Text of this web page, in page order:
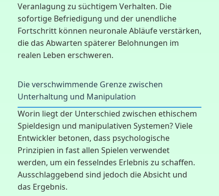
Veranlagung zu süchtigem Verhalten. Die
sofortige Befriedigung und der unendliche
Fortschritt können neuronale Abläufe verstärken,
die das Abwarten späterer Belohnungen im
realen Leben erschweren.
Die verschwimmende Grenze zwischen
Unterhaltung und Manipulation
Worin liegt der Unterschied zwischen ethischem
Spieldesign und manipulativen Systemen? Viele
Entwickler betonen, dass psychologische
Prinzipien in fast allen Spielen verwendet
werden, um ein fesselndes Erlebnis zu schaffen.
Ausschlaggebend sind jedoch die Absicht und
das Ergebnis.